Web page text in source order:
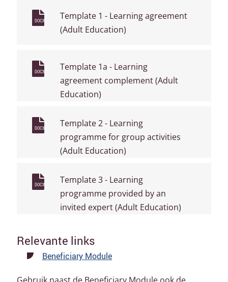
DOCX
Template 1 - Learning agreement
(Adult Education)
DOCX
Template 1a - Learning
agreement complement (Adult
Education)
DOCX
Template 2 - Learning
programme for group activities
(Adult Education)
DOCX
Template 3 - Learning
programme provided by an
invited expert (Adult Education)
Relevante links
Beneficiary Module